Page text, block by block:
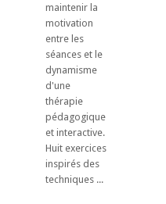
maintenir la
motivation
entre les
séances et le
dynamisme
d'une
thérapie
pédagogique
et interactive.
Huit exercices
inspirés des
techniques ...